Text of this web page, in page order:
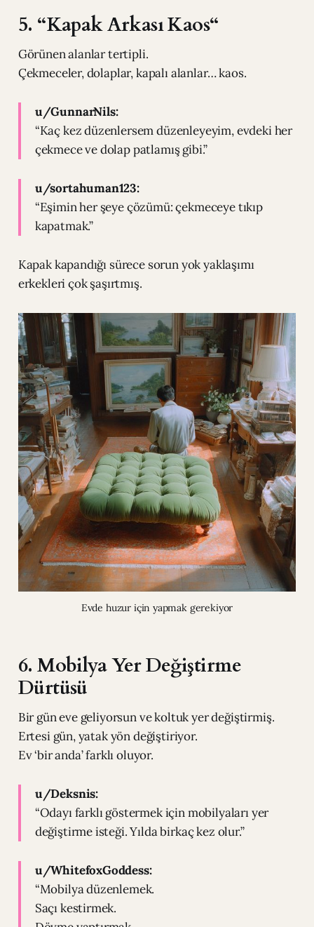
5. “Kapak Arkası Kaos“
Görünen alanlar tertipli.
Çekmeceler, dolaplar, kapalı alanlar… kaos.
u/GunnarNils:
“Kaç kez düzenlersem düzenleyeyim, evdeki her
çekmece ve dolap patlamış gibi.”
u/sortahuman123:
“Eşimin her şeye çözümü: çekmeceye tıkıp
kapatmak.”
Kapak kapandığı sürece sorun yok yaklaşımı
erkekleri çok şaşırtmış.
Evde huzur için yapmak gerekiyor
6. Mobilya Yer Değiştirme
Dürtüsü
Bir gün eve geliyorsun ve koltuk yer değiştirmiş.
Ertesi gün, yatak yön değiştiriyor.
Ev ‘bir anda’ farklı oluyor.
u/Deksnis:
“Odayı farklı göstermek için mobilyaları yer
değiştirme isteği. Yılda birkaç kez olur.”
u/WhitefoxGoddess:
“Mobilya düzenlemek.
Saçı kestirmek.